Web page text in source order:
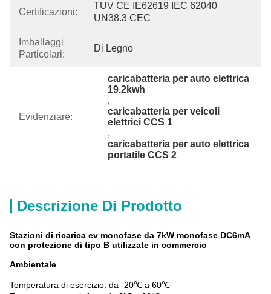
Certificazioni:
TUV CE IE62619 IEC 62040
UN38.3 CEC
Imballaggi
Particolari:
Di Legno
Evidenziare:
caricabatteria per auto elettrica
19.2kwh
,
caricabatteria per veicoli
elettrici CCS 1
,
caricabatteria per auto elettrica
portatile CCS 2
Descrizione Di Prodotto
Stazioni di ricarica ev monofase da 7kW monofase DC6mA
con protezione di tipo B utilizzate in commercio
Ambientale
Temperatura di esercizio: da -20℃ a 60℃